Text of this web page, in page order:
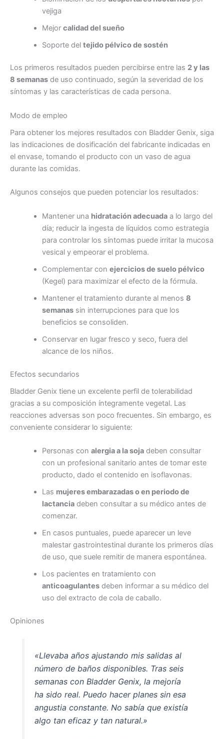
vejiga
Mejor calidad del sueño
Soporte del tejido pélvico de sostén
Los primeros resultados pueden percibirse entre las 2 y las
8 semanas de uso continuado, según la severidad de los
síntomas y las características de cada persona.
Modo de empleo
Para obtener los mejores resultados con Bladder Genix, siga
las indicaciones de dosificación del fabricante indicadas en
el envase, tomando el producto con un vaso de agua
durante las comidas.
Algunos consejos que pueden potenciar los resultados:
Mantener una hidratación adecuadaa lo largo del
día; reducir la ingesta de líquidos como estrategia
para controlar los síntomas puede irritar la mucosa
vesical y empeorar el problema.
Complementar con ejercicios de suelo pélvico
(Kegel) para maximizar el efecto de la fórmula.
Mantener el tratamiento durante al menos 8
semanassin interrupciones para que los
beneficios se consoliden.
Conservar en lugar fresco y seco, fuera del
alcance de los niños.
Efectos secundarios
Bladder Genix tiene un excelente perfil de tolerabilidad
gracias a su composición íntegramente vegetal. Las
reacciones adversas son poco frecuentes. Sin embargo, es
conveniente considerar lo siguiente:
Personas con alergia a la sojadeben consultar
con un profesional sanitario antes de tomar este
producto, dado el contenido en isoflavonas.
Las mujeres embarazadas o en periodo de
lactanciadeben consultar a su médico antes de
comenzar.
En casos puntuales, puede aparecer un leve
malestar gastrointestinal durante los primeros días
de uso, que suele remitir de manera espontánea.
Los pacientes en tratamiento con
anticoagulantesdeben informar a su médico del
uso del extracto de cola de caballo.
Opiniones
«Llevaba años ajustando mis salidas al
número de baños disponibles. Tras seis
semanas con Bladder Genix, la mejoría
ha sido real. Puedo hacer planes sin esa
angustia constante. No sabía que existía
algo tan eficaz y tan natural.»